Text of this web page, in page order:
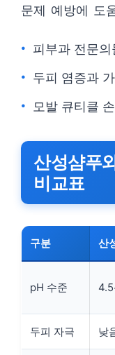
문제 예방에 도
피부과 전문
두피 염증과
모발 큐티클
산성샴푸
비교표
구분 산
pH 수준
두피 자극 낮